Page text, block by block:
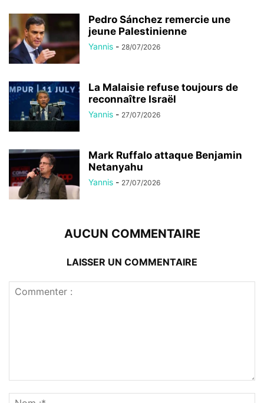
Pedro Sánchez remercie une
jeune Palestinienne
Yannis - 28/07/2026
La Malaisie refuse toujours de
reconnaître Israël
Yannis - 27/07/2026
Mark Ruffalo attaque Benjamin
Netanyahu
Yannis - 27/07/2026
AUCUN COMMENTAIRE
LAISSER UN COMMENTAIRE